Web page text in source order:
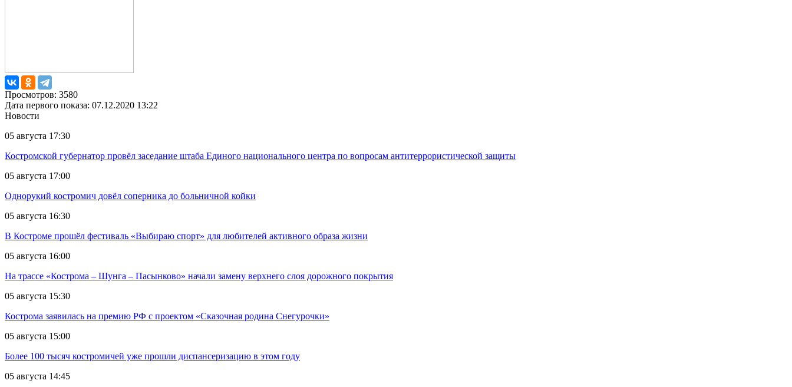
Просмотров: 3580
Дата первого показа: 07.12.2020 13:22
Новости
05 августа 17:30
Костромской губернатор провёл заседание штаба Единого национального центра по вопросам антитеррористической защиты
05 августа 17:00
Однорукий костромич довёл соперника до больничной койки
05 августа 16:30
В Костроме прошёл фестиваль «Выбираю спорт» для любителей активного образа жизни
05 августа 16:00
На трассе «Кострома – Шунга – Пасынково» начали замену верхнего слоя дорожного покрытия
05 августа 15:30
Кострома заявилась на премию РФ с проектом «Сказочная родина Снегурочки»
05 августа 15:00
Более 100 тысяч костромичей уже прошли диспансеризацию в этом году
05 августа 14:45